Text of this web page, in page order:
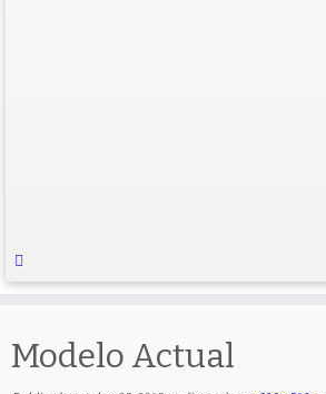
Modelo Actual